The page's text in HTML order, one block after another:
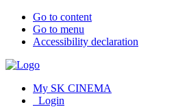
Go to content
Go to menu
Accessibility declaration
My SK CINEMA
Login